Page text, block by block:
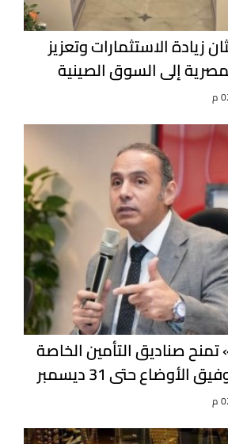
زيادة الاستثمارات وتعزيز
إلى السوق الصينية
تمنح صناديق التأمين الخاصة
حتى 31 ديسمبر